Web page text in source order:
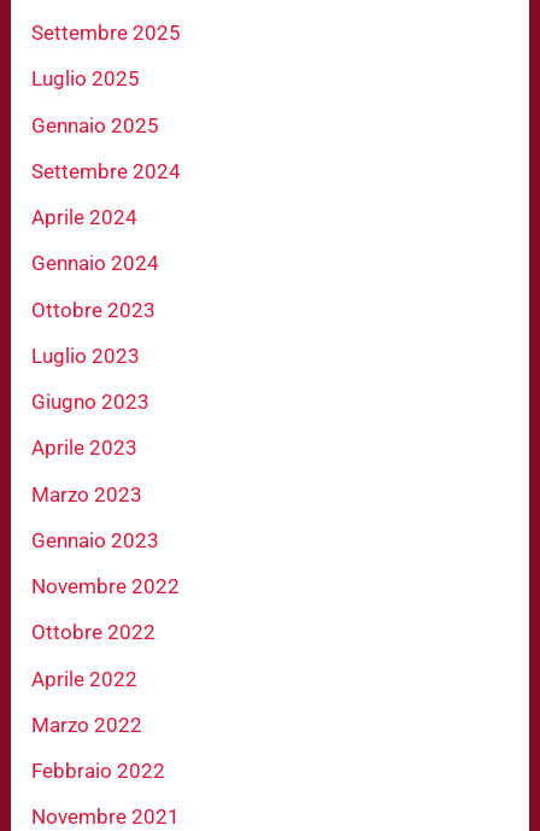
Settembre 2025
Luglio 2025
Gennaio 2025
Settembre 2024
Aprile 2024
Gennaio 2024
Ottobre 2023
Luglio 2023
Giugno 2023
Aprile 2023
Marzo 2023
Gennaio 2023
Novembre 2022
Ottobre 2022
Aprile 2022
Marzo 2022
Febbraio 2022
Novembre 2021